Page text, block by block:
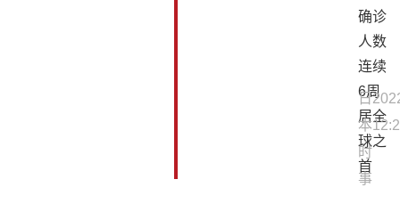
确诊
人数
连续
6周
居全
球之
首
日
本
时
事